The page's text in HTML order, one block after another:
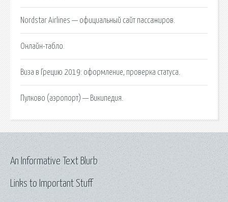
Nordstar Airlines — официальный сайт пассажиров.
Онлайн-табло.
Виза в Грецию 2019: оформление, проверка статуса.
Пулково (аэропорт) — Википедия.
Links to Important Stuff
An Informative Text Blurb